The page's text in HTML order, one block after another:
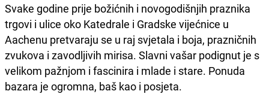
Svake godine prije božićnih i novogodišnjih praznika
trgovi i ulice oko Katedrale i Gradske vijećnice u
Aachenu pretvaraju se u raj svjetala i boja, prazničnih
zvukova i zavodljivih mirisa. Slavni vašar podignut je s
velikom pažnjom i fascinira i mlade i stare. Ponuda
bazara je ogromna, baš kao i posjeta.